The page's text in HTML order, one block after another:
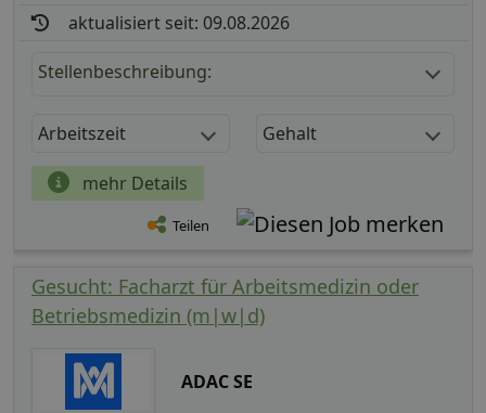
aktualisiert seit: 09.08.2026
Stellenbeschreibung:
Arbeitszeit Gehalt
mehr Details
Teilen
Gesucht: Facharzt für Arbeitsmedizin oder
Betriebsmedizin (m|w|d)
ADAC SE